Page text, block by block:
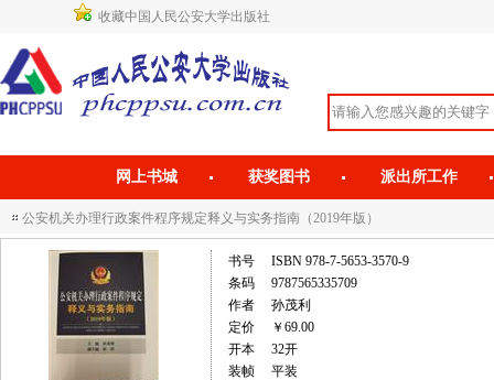
收藏中国人民公安大学出版社
网上书城 获奖图书 派出所工作
公安机关办理行政案件程序规定释义与实务指南（2019年版）
书号
ISBN 978-7-5653-3570-9
条码
9787565335709
作者
孙茂利
定价
￥69.00
开本
32开
装帧
平装